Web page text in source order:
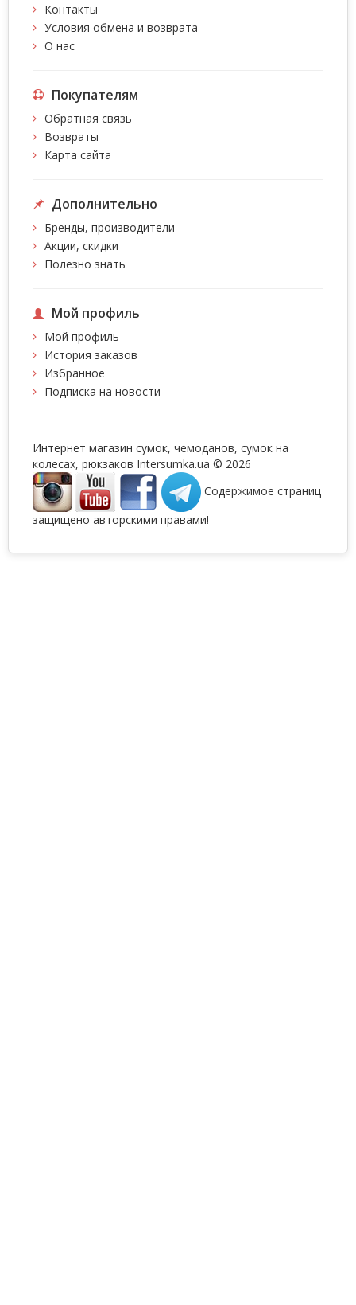
Контакты
Условия обмена и возврата
О нас
Покупателям
Обратная связь
Возвраты
Карта сайта
Дополнительно
Бренды, производители
Акции, скидки
Полезно знать
Мой профиль
Мой профиль
История заказов
Избранное
Подписка на новости
Интернет магазин сумок, чемоданов, сумок на
колесах, рюкзаков Intersumka.ua © 2026
Содержимое страниц
защищено авторскими правами!